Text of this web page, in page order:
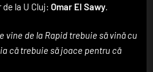
la U Cluj: Omar El Sawy
vine de la Rapid trebuie să vină cu
că trebuie să joace pentru că